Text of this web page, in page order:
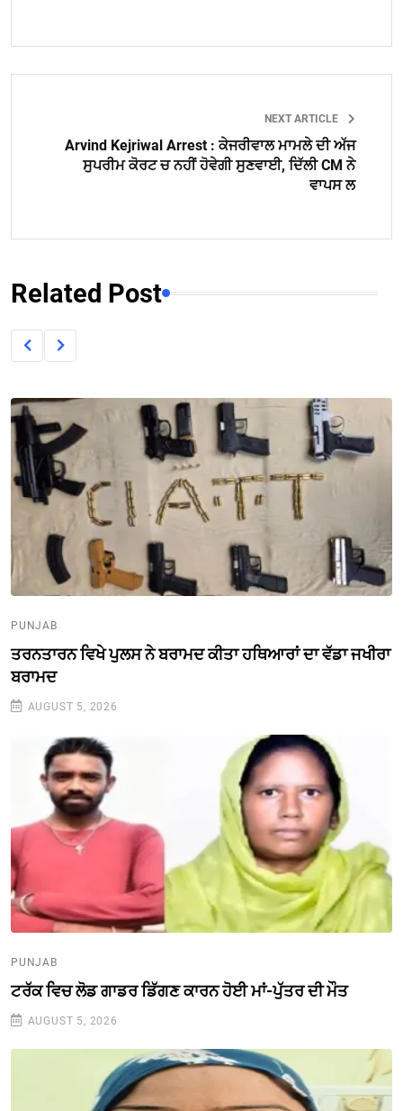
NEXT ARTICLE
Arvind Kejriwal Arrest : ਕੇਜਰੀਵਾਲ ਮਾਮਲੇ ਦੀ ਅੱਜ
ਸੁਪਰੀਮ ਕੋਰਟ ਚ ਨਹੀਂ ਹੋਵੇਗੀ ਸੁਣਵਾਈ, ਦਿੱਲੀ CM ਨੇ
ਵਾਪਸ ਲ
Related Post
PUNJAB
ਤਰਨਤਾਰਨ ਵਿਖੇ ਪੁਲਸ ਨੇ ਬਰਾਮਦ ਕੀਤਾ ਹਥਿਆਰਾਂ ਦਾ ਵੱਡਾ ਜਖੀਰਾ
ਬਰਾਮਦ
AUGUST 5, 2026
PUNJAB
ਟਰੱਕ ਵਿਚ ਲੋਡ ਗਾਡਰ ਡਿੱਗਣ ਕਾਰਨ ਹੋਈ ਮਾਂ-ਪੁੱਤਰ ਦੀ ਮੌਤ
AUGUST 5, 2026